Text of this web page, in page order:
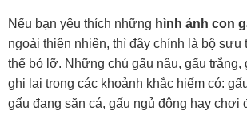
Nếu bạn yêu thích những hình ảnh con
ngoài thiên nhiên, thì đây chính là bộ sưu
thể bỏ lỡ. Những chú gấu nâu, gấu
ghi lại trong các khoảnh khắc hiếm có:
gấu đang săn cá, gấu ngủ đông hay chơi